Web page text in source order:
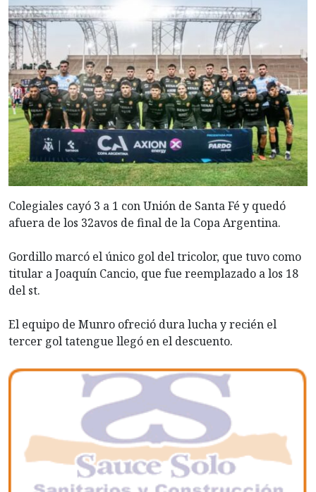
Colegiales cayó 3 a 1 con Unión de Santa Fé y quedó
afuera de los 32avos de final de la Copa Argentina.
Gordillo marcó el único gol del tricolor, que tuvo como
titular a Joaquín Cancio, que fue reemplazado a los 18
del st.
El equipo de Munro ofreció dura lucha y recién el
tercer gol tatengue llegó en el descuento.